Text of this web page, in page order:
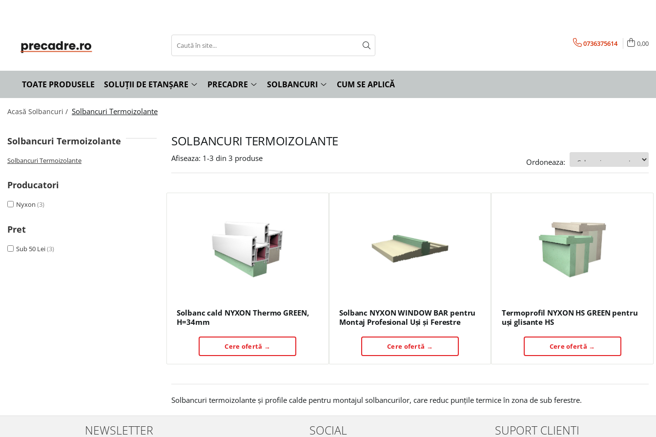
Benzi de Etanșare
Spume Poliuretanice
Siliconi și Etanșanți
Curățare și Întreținere
Precadre Termoizolante
Solbancuri Termoizolante
0736375614 0,00
TOATE PRODUSELE SOLUȚII DE ETANȘARE PRECADRE SOLBANCURI CUM SE APLICĂ
Acasă Solbancuri / Solbancuri Termoizolante
SOLBANCURI TERMOIZOLANTE
Solbancuri Termoizolante
Solbancuri Termoizolante
Producatori
Nyxon (3)
Pret
Sub 50 Lei(3)
Afiseaza: 1-3 din 3 produse Ordoneaza:
Solbanc cald NYXON Thermo GREEN,
H=34mm
Cere ofertă →
Solbanc NYXON WINDOW BAR pentru
Montaj Profesional Uși și Ferestre
Cere ofertă →
Termoprofil NYXON HS GREEN pentru
uși glisante HS
Cere ofertă →
Solbancuri termoizolante și profile calde pentru montajul solbancurilor, care reduc punțile termice în zona de sub ferestre.
NEWSLETTER SOCIAL SUPORT CLIENTI